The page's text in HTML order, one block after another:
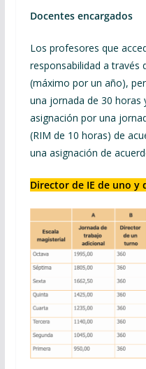
Docentes encargados
Los profesores que
responsabilidad a través
(máximo por un año),
una jornada de 30 horas
asignación por una
(RIM de 10 horas) de
una asignación de
Director de IE de uno y